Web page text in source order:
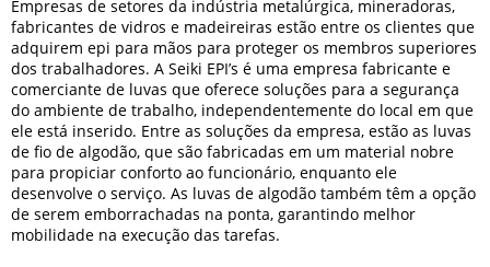
Empresas de setores da indústria metalúrgica, mineradoras,
fabricantes de vidros e madeireiras estão entre os clientes que
adquirem epi para mãos para proteger os membros superiores
dos trabalhadores. A Seiki EPI’s é uma empresa fabricante e
comerciante de luvas que oferece soluções para a segurança
do ambiente de trabalho, independentemente do local em que
ele está inserido. Entre as soluções da empresa, estão as luvas
de fio de algodão, que são fabricadas em um material nobre
para propiciar conforto ao funcionário, enquanto ele
desenvolve o serviço. As luvas de algodão também têm a opção
de serem emborrachadas na ponta, garantindo melhor
mobilidade na execução das tarefas.